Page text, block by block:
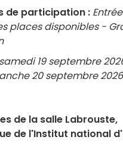
de participation :
places disponibles -
samedi 19 septembre
20 septembre
de la salle Labrouste,
de l'Institut national